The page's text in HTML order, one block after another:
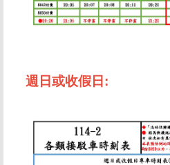
週日或收假日: